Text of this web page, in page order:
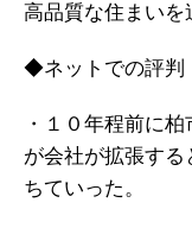
高品質な住まいを
◆ネットでの評判
・１０年程前に
が会社が拡張す
ちていった。